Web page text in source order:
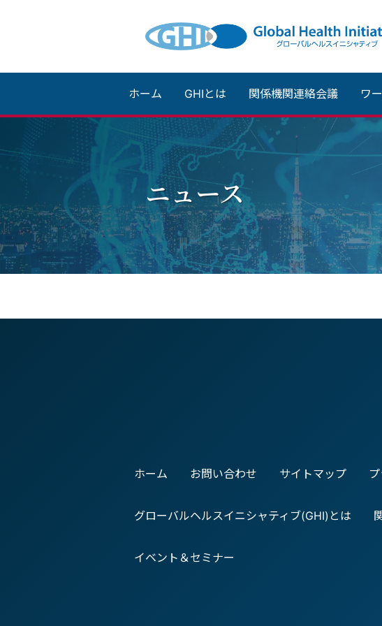
ホーム GHIとは 関係機関連絡会議 ワ
ニュース
ホーム お問い合わせ サイトマップ
グローバルヘルスイニシャティブ(GHI)とは
イベント＆セミナー